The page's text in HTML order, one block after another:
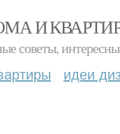
И
советы,
идеи